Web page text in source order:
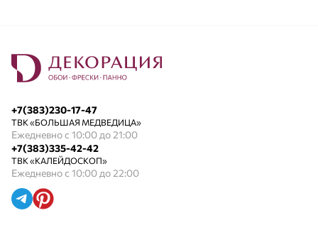
+7(383)230-17-47
ТВК «БОЛЬШАЯ МЕДВЕДИЦА»
Ежедневно с 10:00 до 21:00
+7(383)335-42-42
ТВК «КАЛЕЙДОСКОП»
Ежедневно с 10:00 до 22:00